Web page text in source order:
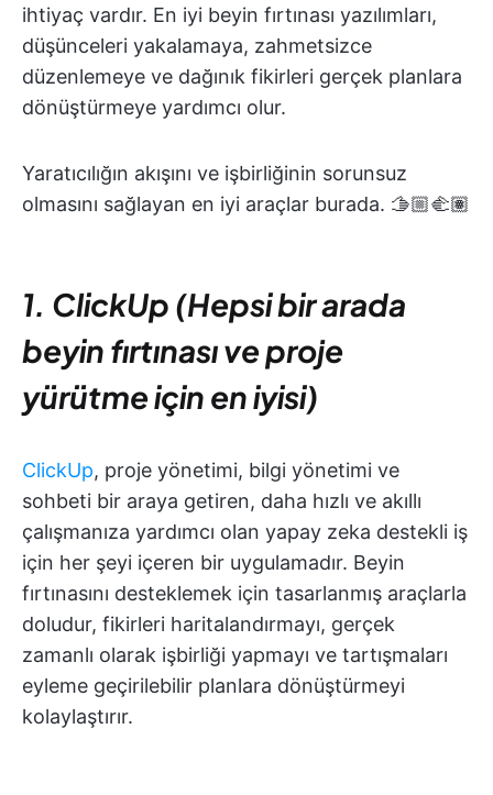
ihtiyaç vardır. En iyi beyin fırtınası yazılımları,
düşünceleri yakalamaya, zahmetsizce
düzenlemeye ve dağınık fikirleri gerçek planlara
dönüştürmeye yardımcı olur.
Yaratıcılığın akışını ve işbirliğinin sorunsuz
olmasını sağlayan en iyi araçlar burada. 🫱🏼‍🫲🏽
1. ClickUp (Hepsi bir arada
beyin fırtınası ve proje
yürütme için en iyisi)
ClickUp, proje yönetimi, bilgi yönetimi ve
sohbeti bir araya getiren, daha hızlı ve akıllı
çalışmanıza yardımcı olan yapay zeka destekli iş
için her şeyi içeren bir uygulamadır. Beyin
fırtınasını desteklemek için tasarlanmış araçlarla
doludur, fikirleri haritalandırmayı, gerçek
zamanlı olarak işbirliği yapmayı ve tartışmaları
eyleme geçirilebilir planlara dönüştürmeyi
kolaylaştırır.